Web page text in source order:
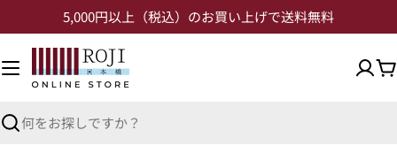
5,000円以上（税込）のお買い上げで送料無料